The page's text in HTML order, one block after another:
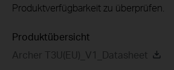
Produktverfügbarkeit zu überprüfen.
Produktübersicht
Archer T3U(EU)_V1_Datasheet